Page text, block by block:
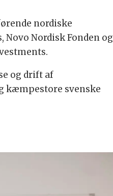
nordiske
Novo Nordisk Fonden og
og drift af
kæmpestore svenske